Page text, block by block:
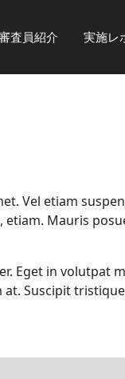
査員紹介 実施レ
Vel etiam
Mauris
Eget in
Suscipit